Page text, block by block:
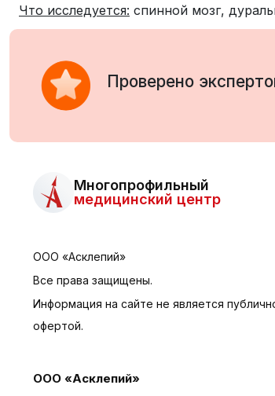
Что исследуется: спинной мозг,
Проверено
Многопрофильный
медицинский центр
ООО «Асклепий»
Все права защищены.
Информация на сайте не является
офертой.
ООО «Асклепий»